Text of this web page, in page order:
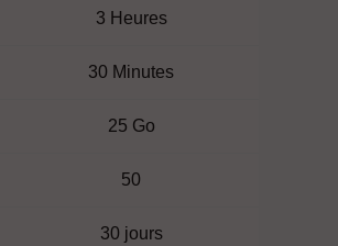
3 Heures
30 Minutes
25 Go
50
30 jours